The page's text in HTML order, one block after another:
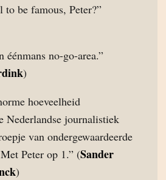
to be famous, Peter?”
éénmans no-go-area.”
)
hoeveelheid
Nederlandse journalistiek
van ondergewaardeerde
Peter op 1.” (Sander
)